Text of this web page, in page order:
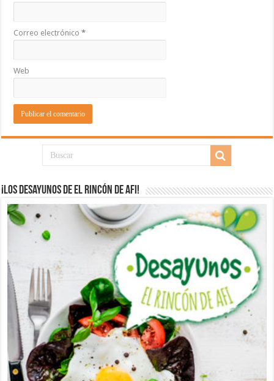
Correo electrónico*
Web
¡Los desayunos de El Rincón de Afi!